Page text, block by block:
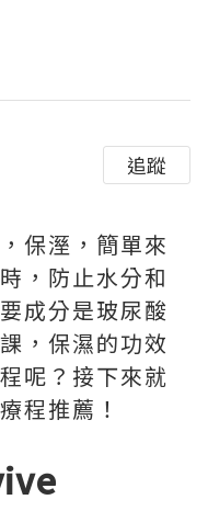
追蹤
保溼，簡單來
，防止水分和
成分是玻尿酸
，保濕的功效
呢？接下來就
程推薦！